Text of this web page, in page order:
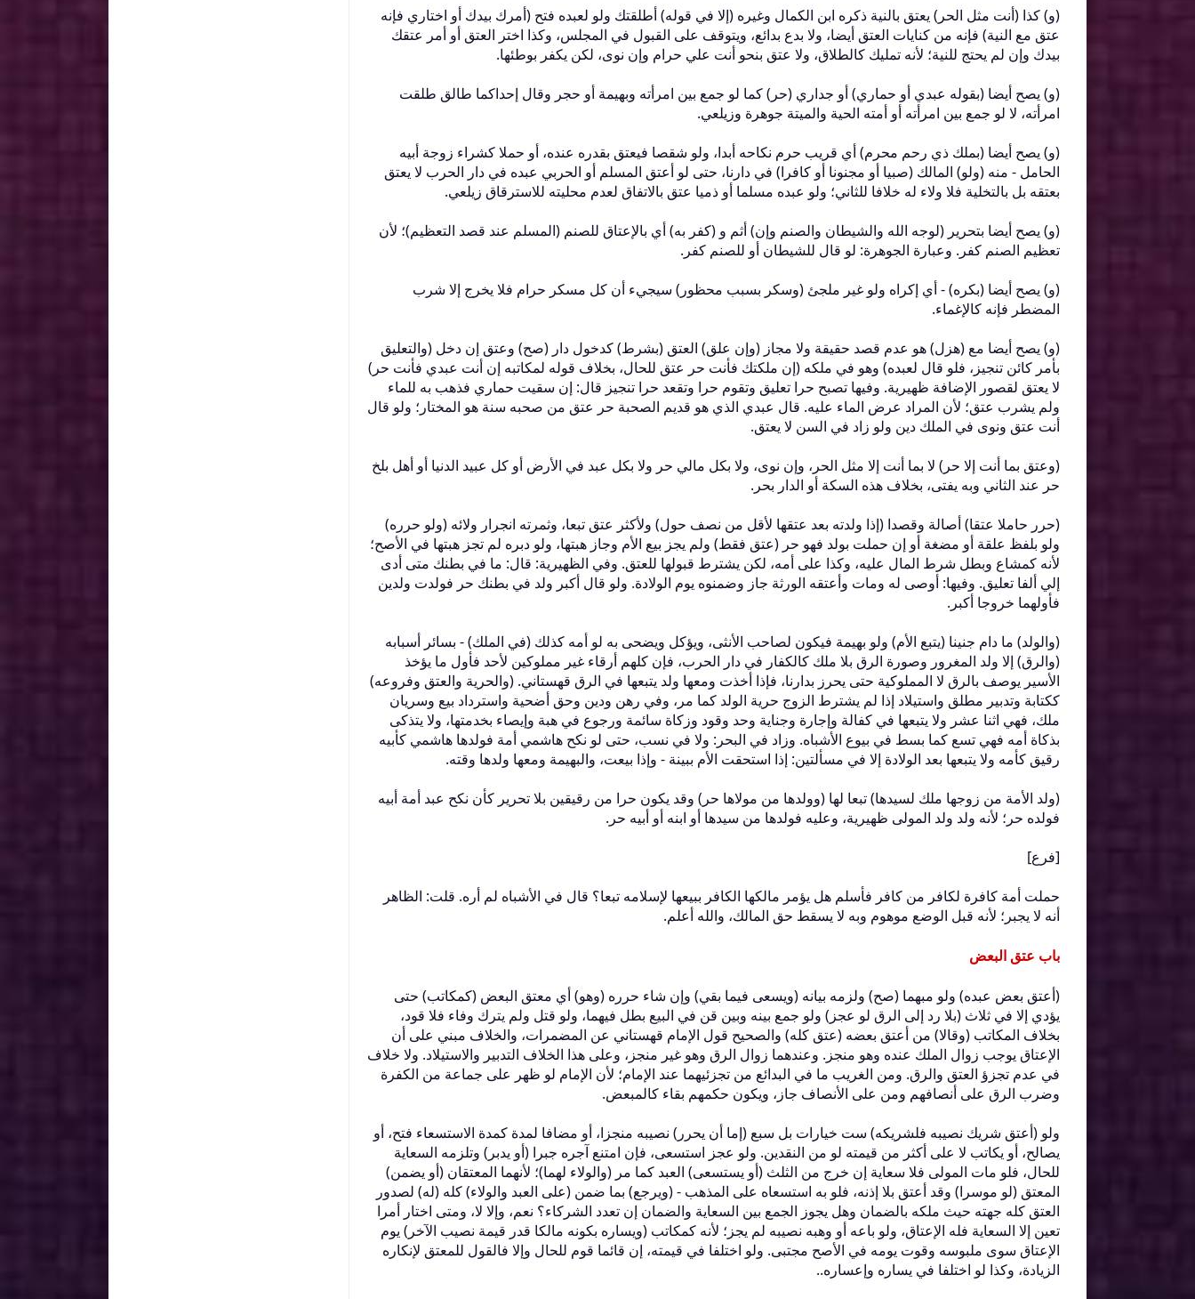
‏(‏و‏)‏ كذا ‏(‏أنت مثل الحر‏)‏ يعتق بالنية ذكره ابن الكمال وغيره ‏(‏إلا في قوله‏)‏ أطلقتك ولو لعبده فتح ‏(‏أمرك بيدك أو اختاري فإنه
عتق مع النية‏)‏ فإنه من كنايات العتق أيضا، ولا بدع بدائع، ويتوقف على القبول في المجلس، وكذا اختر العتق أو أمر عتقك
بيدك وإن لم يحتج للنية؛ لأنه تمليك كالطلاق، ولا عتق بنحو أنت علي حرام وإن نوى، لكن يكفر بوطئها‏.‏
‏(‏و‏)‏ يصح أيضا ‏(‏بقوله عبدي أو حماري‏)‏ أو جداري ‏(‏حر‏)‏ كما لو جمع بين امرأته وبهيمة أو حجر وقال إحداكما طالق طلقت
امرأته، لا لو جمع بين امرأته أو أمته الحية والميتة جوهرة وزيلعي‏.‏
‏(‏و‏)‏ يصح أيضا ‏(‏بملك ذي رحم محرم‏)‏ أي قريب حرم نكاحه أبدا، ولو شقصا فيعتق بقدره عنده، أو حملا كشراء زوجة أبيه
الحامل - منه ‏(‏ولو‏)‏ المالك ‏(‏صبيا أو مجنونا أو كافرا‏)‏ في دارنا، حتى لو أعتق المسلم أو الحربي عبده في دار الحرب لا يعتق
بعتقه بل بالتخلية فلا ولاء له خلافا للثاني؛ ولو عبده مسلما أو ذميا عتق بالاتفاق لعدم محليته للاسترقاق زيلعي‏.‏
‏(‏و‏)‏ يصح أيضا بتحرير ‏(‏لوجه الله والشيطان والصنم وإن‏)‏ أثم و ‏(‏كفر به‏)‏ أي بالإعتاق للصنم ‏(‏المسلم عند قصد التعظيم‏)‏؛ لأن
تعظيم الصنم كفر‏.‏ وعبارة الجوهرة‏:‏ لو قال للشيطان أو للصنم كفر‏.‏
‏(‏و‏)‏ يصح أيضا ‏(‏بكره‏)‏ - أي إكراه ولو غير ملجئ ‏(‏وسكر بسبب محظور‏)‏ سيجيء أن كل مسكر حرام فلا يخرج إلا شرب
المضطر فإنه كالإغماء‏.‏
‏(‏و‏)‏ يصح أيضا مع ‏(‏هزل‏)‏ هو عدم قصد حقيقة ولا مجاز ‏(‏وإن علق‏)‏ العتق ‏(‏بشرط‏)‏ كدخول دار ‏(‏صح‏)‏ وعتق إن دخل ‏(‏والتعليق
بأمر كائن تنجيز، فلو قال لعبده‏)‏ وهو في ملكه ‏(‏إن ملكتك فأنت حر عتق للحال، بخلاف قوله لمكاتبه إن أنت عبدي فأنت حر‏)‏
لا يعتق لقصور الإضافة ظهيرية‏.‏ وفيها تصبح حرا تعليق وتقوم حرا وتقعد حرا تنجيز قال‏:‏ إن سقيت حماري فذهب به للماء
ولم يشرب عتق؛ لأن المراد عرض الماء عليه‏.‏ قال عبدي الذي هو قديم الصحبة حر عتق من صحبه سنة هو المختار؛ ولو قال
أنت عتق ونوى في الملك دين ولو زاد في السن لا يعتق‏.‏
‏(‏وعتق بما أنت إلا حر‏)‏ لا بما أنت إلا مثل الحر، وإن نوى، ولا بكل مالي حر ولا بكل عبد في الأرض أو كل عبيد الدنيا أو أهل بلخ
حر عند الثاني وبه يفتى، بخلاف هذه السكة أو الدار بحر‏.‏
‏(‏حرر حاملا عتقا‏)‏ أصالة وقصدا ‏(‏إذا ولدته بعد عتقها لأقل من نصف حول‏)‏ ولأكثر عتق تبعا، وثمرته انجرار ولائه ‏(‏ولو حرره‏)‏
ولو بلفظ علقة أو مضغة أو إن حملت بولد فهو حر ‏(‏عتق فقط‏)‏ ولم يجز بيع الأم وجاز هبتها، ولو دبره لم تجز هبتها في الأصح؛
لأنه كمشاع وبطل شرط المال عليه، وكذا على أمه، لكن يشترط قبولها للعتق‏.‏ وفي الظهيرية‏:‏ قال‏:‏ ما في بطنك متى أدى
إلي ألفا تعليق‏.‏ وفيها‏:‏ أوصى له ومات وأعتقه الورثة جاز وضمنوه يوم الولادة‏.‏ ولو قال أكبر ولد في بطنك حر فولدت ولدين
فأولهما خروجا أكبر‏.‏
‏(‏والولد‏)‏ ما دام جنينا ‏(‏يتبع الأم‏)‏ ولو بهيمة فيكون لصاحب الأنثى، ويؤكل ويضحى به لو أمه كذلك ‏(‏في الملك‏)‏ - بسائر أسبابه
‏(‏والرق‏)‏ إلا ولد المغرور وصورة الرق بلا ملك كالكفار في دار الحرب، فإن كلهم أرقاء غير مملوكين لأحد فأول ما يؤخذ
الأسير يوصف بالرق لا المملوكية حتى يحرز بدارنا، فإذا أخذت ومعها ولد يتبعها في الرق قهستاني‏.‏ ‏(‏والحرية والعتق وفروعه‏)‏
ككتابة وتدبير مطلق واستيلاد إذا لم يشترط الزوج حرية الولد كما مر، وفي رهن ودين وحق أضحية واسترداد بيع وسريان
ملك، فهي اثنا عشر ولا يتبعها في كفالة وإجارة وجناية وحد وقود وزكاة سائمة ورجوع في هبة وإيصاء بخدمتها، ولا يتذكى
بذكاة أمه فهي تسع كما بسط في بيوع الأشباه‏.‏ وزاد في البحر‏:‏ ولا في نسب، حتى لو نكح هاشمي أمة فولدها هاشمي كأبيه
رقيق كأمه ولا يتبعها بعد الولادة إلا في مسألتين‏:‏ إذا استحقت الأم ببينة - وإذا بيعت، والبهيمة ومعها ولدها وقته‏.‏
‏(‏ولد الأمة من زوجها ملك لسيدها‏)‏ تبعا لها ‏(‏وولدها من مولاها حر‏)‏ وقد يكون حرا من رقيقين بلا تحرير كأن نكح عبد أمة أبيه
فولده حر؛ لأنه ولد ولد المولى ظهيرية، وعليه فولدها من سيدها أو ابنه أو أبيه حر‏.‏
‏[‏فرع‏]‏
حملت أمة كافرة لكافر من كافر فأسلم هل يؤمر مالكها الكافر ببيعها لإسلامه تبعا‏؟‏ قال في الأشباه لم أره‏.‏ قلت‏:‏ الظاهر
أنه لا يجبر؛ لأنه قبل الوضع موهوم وبه لا يسقط حق المالك، والله أعلم‏.‏
باب عتق البعض
‏(‏أعتق بعض عبده‏)‏ ولو مبهما ‏(‏صح‏)‏ ولزمه بيانه ‏(‏ويسعى فيما بقي‏)‏ وإن شاء حرره ‏(‏وهو‏)‏ أي معتق البعض ‏(‏كمكاتب‏)‏ حتى
يؤدي إلا في ثلاث ‏(‏بلا رد إلى الرق لو عجز‏)‏ ولو جمع بينه وبين قن في البيع بطل فيهما، ولو قتل ولم يترك وفاء فلا قود،
بخلاف المكاتب ‏(‏وقالا‏)‏ من أعتق بعضه ‏(‏عتق كله‏)‏ والصحيح قول الإمام قهستاني عن المضمرات، والخلاف مبني على أن
الإعتاق يوجب زوال الملك عنده وهو منجز‏.‏ وعندهما زوال الرق وهو غير منجز، وعلى هذا الخلاف التدبير والاستيلاد‏.‏ ولا خلاف
في عدم تجزؤ العتق والرق‏.‏ ومن الغريب ما في البدائع من تجزئيهما عند الإمام؛ لأن الإمام لو ظهر على جماعة من الكفرة
وضرب الرق على أنصافهم ومن على الأنصاف جاز، ويكون حكمهم بقاء كالمبعض‏.‏
ولو ‏(‏أعتق شريك نصيبه فلشريكه‏)‏ ست خيارات بل سبع ‏(‏إما أن يحرر‏)‏ نصيبه منجزا، أو مضافا لمدة كمدة الاستسعاء فتح، أو
يصالح، أو يكاتب لا على أكثر من قيمته لو من النقدين‏.‏ ولو عجز استسعى، فإن امتنع آجره جبرا ‏(‏أو يدبر‏)‏ وتلزمه السعاية
للحال، فلو مات المولى فلا سعاية إن خرج من الثلث ‏(‏أو يستسعى‏)‏ العبد كما مر ‏(‏والولاء لهما‏)‏؛ لأنهما المعتقان ‏(‏أو يضمن‏)‏
المعتق ‏(‏لو موسرا‏)‏ وقد أعتق بلا إذنه، فلو به استسعاه على المذهب - ‏(‏ويرجع‏)‏ بما ضمن ‏(‏على العبد والولاء‏)‏ كله ‏(‏له‏)‏ لصدور
العتق كله جهته حيث ملكه بالضمان وهل يجوز الجمع بين السعاية والضمان إن تعدد الشركاء‏؟‏ نعم، وإلا لا، ومتى اختار أمرا
تعين إلا السعاية فله الإعتاق، ولو باعه أو وهبه نصيبه لم يجز؛ لأنه كمكاتب ‏(‏ويساره بكونه مالكا قدر قيمة نصيب الآخر‏)‏ يوم
الإعتاق سوى ملبوسه وقوت يومه في الأصح مجتبى‏.‏ ولو اختلفا في قيمته، إن قائما قوم للحال وإلا فالقول للمعتق لإنكاره
الزيادة، وكذا لو اختلفا في يساره وإعساره‏.‏‏.‏